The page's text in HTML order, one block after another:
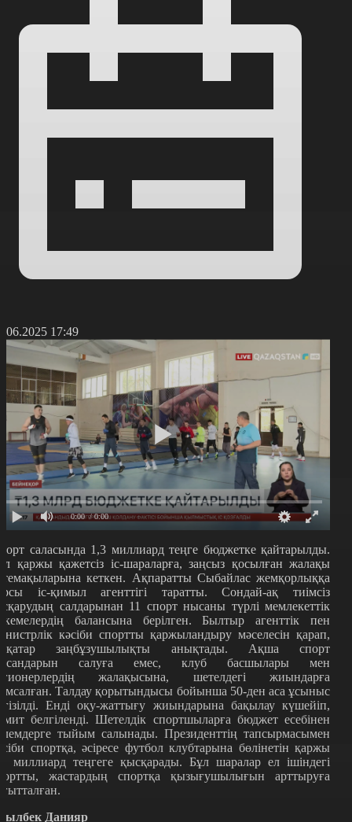
17:49
0:00 / 0:00
саласында 1,3 миллиард теңге бюджетке қайтарылды.
қаржы қажетсіз іс-шараларға, заңсыз қосылған жалақы
кеткен. Ақпаратты Сыбайлас жемқорлыққа
іс-қимыл агенттігі таратты. Сондай-ақ тиімсіз
салдарынан 11 спорт нысаны түрлі мемлекеттік
балансына берілген. Былтыр агенттік пен
кәсіби спортты қаржыландыру мәселесін қарап,
заңбұзушылықты анықтады. Ақша спорт
салуға емес, клуб басшылары мен
жалақысына, шетелдегі жиындарға
Талдау қорытындысы бойынша 50-ден аса ұсыныс
Енді оқу-жаттығу жиындарына бақылау күшейіп,
белгіленді. Шетелдік спортшыларға бюджет есебінен
тыйым салынады. Президенттің тапсырмасымен
спортқа, әсіресе футбол клубтарына бөлінетін қаржы
миллиард теңгеге қысқарады. Бұл шаралар ел ішіндегі
жастардың спортқа қызығушылығын арттыруға
Данияр